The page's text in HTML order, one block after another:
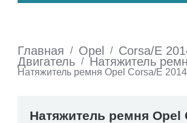
Главная / Opel / Corsa/E
Двигатель / Натяжитель
Натяжитель ремня Opel Corsa/E
Натяжитель ремня Opel